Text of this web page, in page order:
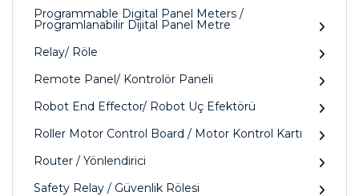
Programmable Digital Panel Meters /
Programlanabilir Dijital Panel Metre
Relay/ Röle
Remote Panel/ Kontrolör Paneli
Robot End Effector/ Robot Uç Efektörü
Roller Motor Control Board / Motor Kontrol Kartı
Router / Yönlendirici
Safety Relay / Güvenlik Rölesi